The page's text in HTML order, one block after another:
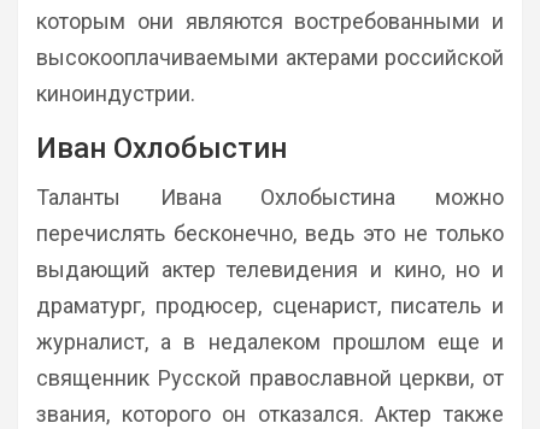
которым они являются востребованными и
высокооплачиваемыми актерами российской
киноиндустрии.
Иван Охлобыстин
Таланты Ивана Охлобыстина можно
перечислять бесконечно, ведь это не только
выдающий актер телевидения и кино, но и
драматург, продюсер, сценарист, писатель и
журналист, а в недалеком прошлом еще и
священник Русской православной церкви, от
звания, которого он отказался. Актер также